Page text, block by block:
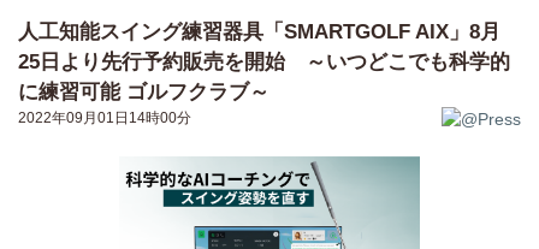
人工知能スイング練習器具「SMARTGOLF AIX」8月
25日より先行予約販売を開始 ～いつどこでも科学的
に練習可能 ゴルフクラブ～
2022年09月01日14時00分